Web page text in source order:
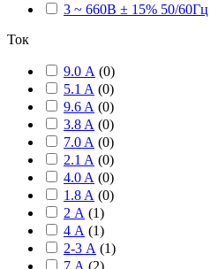
3 ~ 660В ± 15% 50/60Гц
Ток
9.0 А (0)
5.1 A (0)
9.6 A (0)
3.8 A (0)
7.0 A (0)
2.1 A (0)
4.0 A (0)
1.8 A (0)
2 А (1)
4 А (1)
2-3 А (1)
7 А (2)